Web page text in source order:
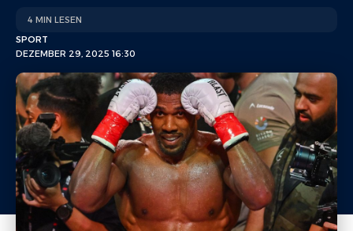
DEZEMBER 29, 2025 16:30
SPORT
4 MIN LESEN